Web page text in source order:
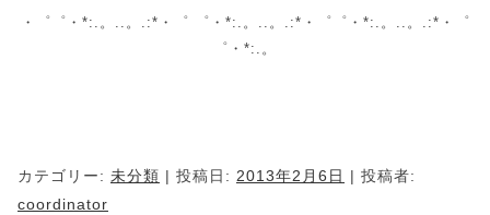
・゜゜・*:.。..。.:*・゜ ゜・*:.。..。.:*・゜゜・*:.。..。.:*・゜
゜・*:.。
カテゴリー: 未分類 | 投稿日: 2013年2月6日 | 投稿者:
coordinator